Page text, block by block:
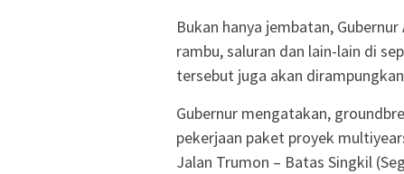
Bukan hanya jembatan,
rambu, saluran dan lain-lain di
tersebut juga akan
Gubernur mengatakan,
pekerjaan paket proyek
Jalan Trumon – Batas Singkil